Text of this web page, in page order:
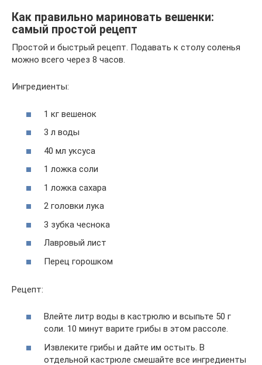
Как правильно мариновать вешенки:
самый простой рецепт
Простой и быстрый рецепт. Подавать к столу соленья
можно всего через 8 часов.
Ингредиенты:
1 кг вешенок
3 л воды
40 мл уксуса
1 ложка соли
1 ложка сахара
2 головки лука
3 зубка чеснока
Лавровый лист
Перец горошком
Рецепт:
Влейте литр воды в кастрюлю и всыпьте 50 г
соли. 10 минут варите грибы в этом рассоле.
Извлеките грибы и дайте им остыть. В
отдельной кастрюле смешайте все ингредиенты